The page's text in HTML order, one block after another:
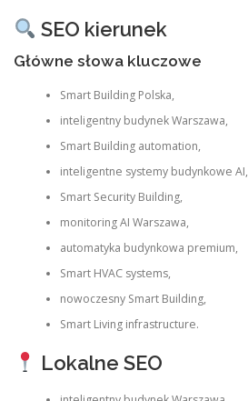
SEO kierunek
Główne słowa kluczowe
Smart Building Polska,
inteligentny budynek Warszawa,
Smart Building automation,
inteligentne systemy budynkowe AI,
Smart Security Building,
monitoring AI Warszawa,
automatyka budynkowa premium,
Smart HVAC systems,
nowoczesny Smart Building,
Smart Living infrastructure.
Lokalne SEO